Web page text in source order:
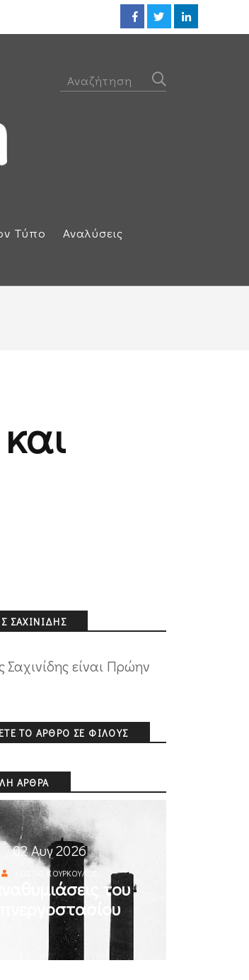
Οι ΗΠΑ βλέπουν συμφωνία
Τύπο
Αναλύσεις
ΣΑΧΙΝΊΔΗΣ
Σαχινίδης είναι Πρώην
ΤΟ ΆΡΘΡΟ ΣΕ ΦΊΛΟΥΣ
ΆΡΘΡΑ
02 Αυγ 2026
ΚΏΣΤΑΣ ΚΟΎΡΚΟΥΛΟΣ
του